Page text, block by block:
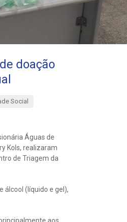
doação
Social
Águas de
Kols, realizaram
de Triagem da
álcool (líquido e gel),
aos